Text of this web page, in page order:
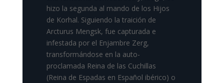
hizo la segunda al mando de los Hijos
de Korhal. Siguiendo la traición de
Arcturus Mengsk, fue capturada e
infestada por el Enjambre Zerg,
transformándose en la auto-
proclamada Reina de las Cuchillas
(Reina de Espadas en Español ibérico) o